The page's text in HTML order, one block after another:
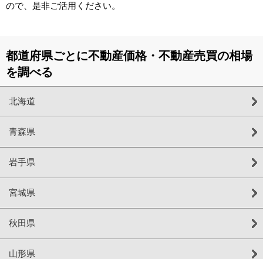
ので、是非ご活用ください。
都道府県ごとに不動産価格・不動産売買の相場
を調べる
北海道
青森県
岩手県
宮城県
秋田県
山形県